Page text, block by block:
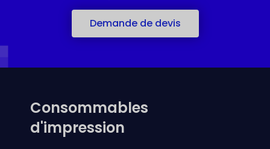
Demande de devis
Consommables
d'impression